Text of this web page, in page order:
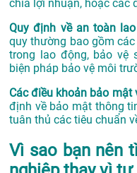
chia lợi nhuận, hoặc các
Quy định về an toàn
quy thường bao gồm
trong lao động, bảo vệ
biện pháp bảo vệ môi
Các điều khoản bảo mật
định về bảo mật thông
tuân thủ các tiêu chuẩn
Vì sao bạn nên